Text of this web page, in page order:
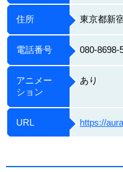
住所 東京都新
電話番号 080-8698-
アニメー
ション
あり
URL https://